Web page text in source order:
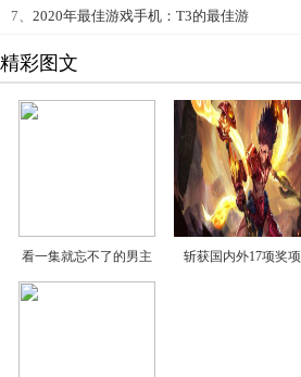
7、 2020年最佳游戏手机：T3的最佳游
精彩图文
看一集就忘不了的男主 斩获国内外17项奖项